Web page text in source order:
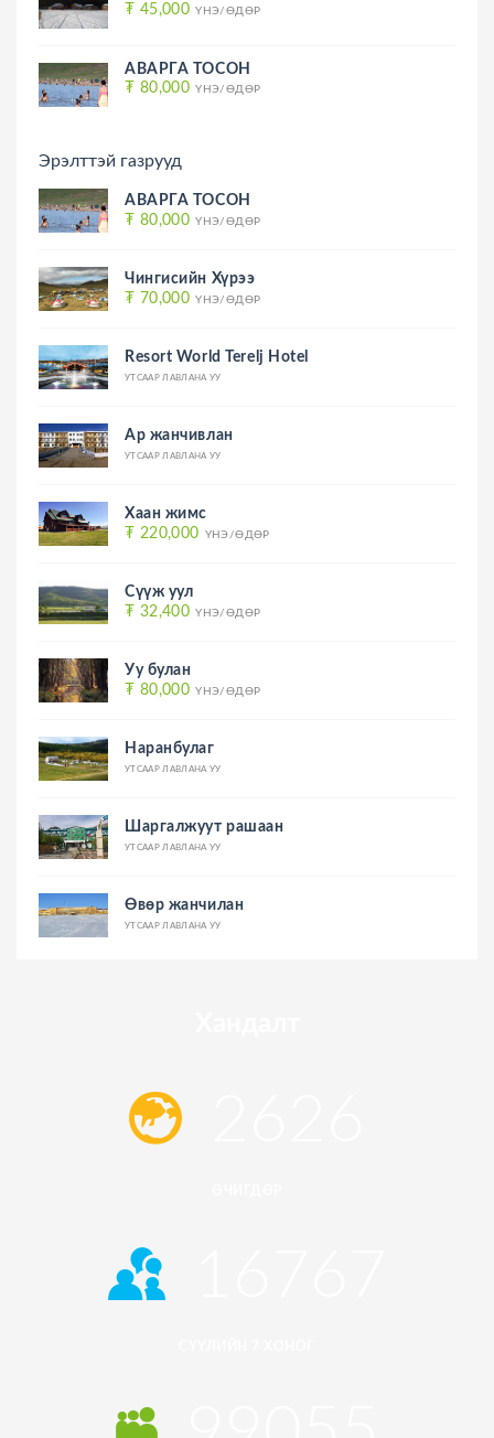
₮ 45,000 ҮНЭ/ӨДӨР
АВАРГА ТОСОН
₮ 80,000 ҮНЭ/ӨДӨР
Эрэлттэй газрууд
АВАРГА ТОСОН
₮ 80,000 ҮНЭ/ӨДӨР
Чингисийн Хүрээ
₮ 70,000 ҮНЭ/ӨДӨР
Resort World Terelj Hotel
УТСААР ЛАВЛАНА УУ
Ар жанчивлан
УТСААР ЛАВЛАНА УУ
Хаан жимс
₮ 220,000 ҮНЭ/ӨДӨР
Сүүж уул
₮ 32,400 ҮНЭ/ӨДӨР
Уу булан
₮ 80,000 ҮНЭ/ӨДӨР
Наранбулаг
УТСААР ЛАВЛАНА УУ
Шаргалжуут рашаан
УТСААР ЛАВЛАНА УУ
Өвөр жанчилан
УТСААР ЛАВЛАНА УУ